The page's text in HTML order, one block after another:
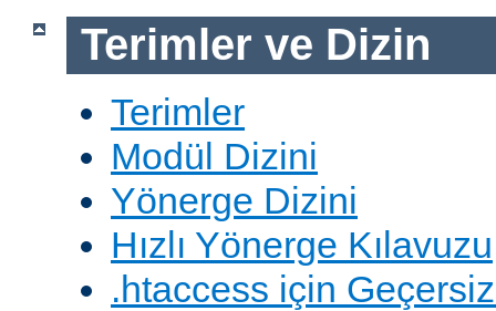
Terimler ve Dizin
Terimler
Modül Dizini
Yönerge Dizini
Hızlı Yönerge Kılavuzu
.htaccess için